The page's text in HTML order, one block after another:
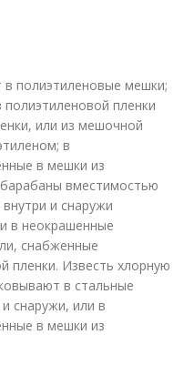
полиэтиленовые мешки;
полиэтиленовой пленки
или из мешочной
в
в мешки из
вместимостью
и снаружи
в неокрашенные
снабженные
пленки. Известь хлорную
в стальные
снаружи, или в
в мешки из